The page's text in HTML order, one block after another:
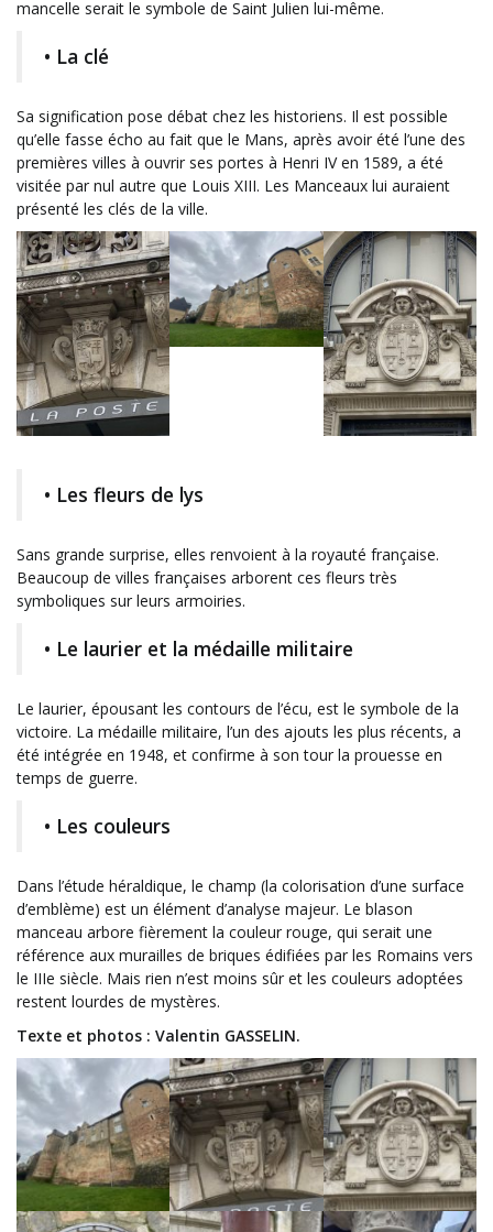
mancelle serait le symbole de Saint Julien lui-même.
• La clé
Sa signification pose débat chez les historiens. Il est possible
qu’elle fasse écho au fait que le Mans, après avoir été l’une des
premières villes à ouvrir ses portes à Henri IV en 1589, a été
visitée par nul autre que Louis XIII. Les Manceaux lui auraient
présenté les clés de la ville.
• Les fleurs de lys
Sans grande surprise, elles renvoient à la royauté française.
Beaucoup de villes françaises arborent ces fleurs très
symboliques sur leurs armoiries.
• Le laurier et la médaille militaire
Le laurier, épousant les contours de l’écu, est le symbole de la
victoire. La médaille militaire, l’un des ajouts les plus récents, a
été intégrée en 1948, et confirme à son tour la prouesse en
temps de guerre.
• Les couleurs
Dans l’étude héraldique, le champ (la colorisation d’une surface
d’emblème) est un élément d’analyse majeur. Le blason
manceau arbore fièrement la couleur rouge, qui serait une
référence aux murailles de briques édifiées par les Romains vers
le IIIe siècle. Mais rien n’est moins sûr et les couleurs adoptées
restent lourdes de mystères.
Texte et photos : Valentin GASSELIN.